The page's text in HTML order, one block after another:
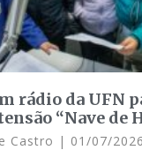
rádio da UFN
“Nave de
Castro 01/07/2026